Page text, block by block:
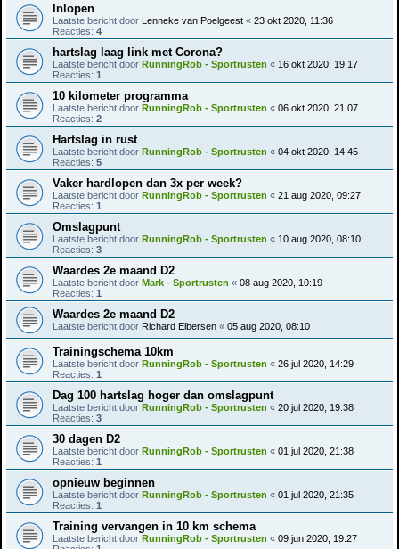
Inlopen
Laatste bericht door Lenneke van Poelgeest « 23 okt 2020, 11:36
Reacties: 4
hartslag laag link met Corona?
Laatste bericht door RunningRob - Sportrusten « 16 okt 2020, 19:17
Reacties: 1
10 kilometer programma
Laatste bericht door RunningRob - Sportrusten « 06 okt 2020, 21:07
Reacties: 2
Hartslag in rust
Laatste bericht door RunningRob - Sportrusten « 04 okt 2020, 14:45
Reacties: 5
Vaker hardlopen dan 3x per week?
Laatste bericht door RunningRob - Sportrusten « 21 aug 2020, 09:27
Reacties: 1
Omslagpunt
Laatste bericht door RunningRob - Sportrusten « 10 aug 2020, 08:10
Reacties: 3
Waardes 2e maand D2
Laatste bericht door Mark - Sportrusten « 08 aug 2020, 10:19
Reacties: 1
Waardes 2e maand D2
Laatste bericht door Richard Elbersen « 05 aug 2020, 08:10
Trainingschema 10km
Laatste bericht door RunningRob - Sportrusten « 26 jul 2020, 14:29
Reacties: 1
Dag 100 hartslag hoger dan omslagpunt
Laatste bericht door RunningRob - Sportrusten « 20 jul 2020, 19:38
Reacties: 3
30 dagen D2
Laatste bericht door RunningRob - Sportrusten « 01 jul 2020, 21:38
Reacties: 1
opnieuw beginnen
Laatste bericht door RunningRob - Sportrusten « 01 jul 2020, 21:35
Reacties: 1
Training vervangen in 10 km schema
Laatste bericht door RunningRob - Sportrusten « 09 jun 2020, 19:27